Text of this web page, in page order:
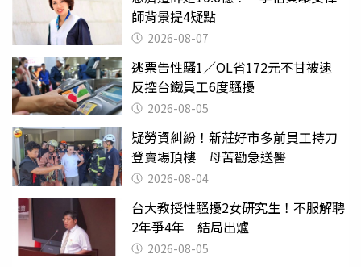
師背景提4疑點
2026-08-07
逃票告性騷1／OL省172元不甘被逮
反控台鐵員工6度騷擾
2026-08-05
疑勞資糾紛！新莊好市多前員工持刀
登賣場頂樓 母苦勸急送醫
2026-08-04
台大教授性騷擾2女研究生！不服解聘
2年爭4年 結局出爐
2026-08-05